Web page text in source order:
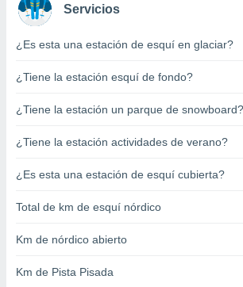
de
o acceder
Servicios
¿Es esta una estación de esquí en glaciar?
¿Tiene la estación esquí de fondo?
¿Tiene la estación un parque de snowboard?
¿Tiene la estación actividades de verano?
¿Es esta una estación de esquí cubierta?
Total de km de esquí nórdico
Km de nórdico abierto
Km de Pista Pisada